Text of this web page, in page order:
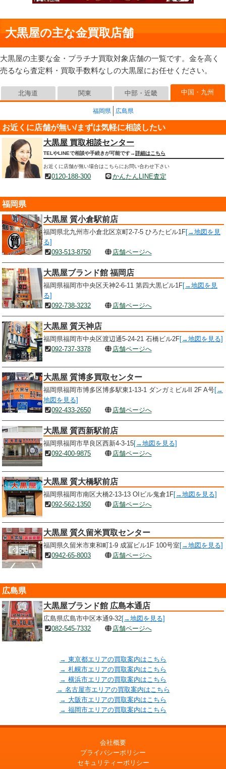
大黒屋の主な金買取店舗
大黒屋の主要な金・プラチナ買取対象店舗の一覧です。金を高く
売るなら査定料・買取手数料なしの大黒屋にお任せください。
北海道 関東 中部・近畿 中国・九州
福岡県 広島県
お近くに店舗が無い/まずは気軽に相談したい
大黒屋 買取相談センター
TELやLINEで相談や手続きが可能です→詳細はこちら
お近くに店舗が無い場合はこちらにお問い合わせ下さい
0120-188-300 かんたんLINE査定
福岡県
大黒屋 質小倉駅前店
福岡県北九州市小倉北区京町2-7-5 ひろたビル1F[→地図を見
る]
093-513-8750
店舗ページへ
大黒屋ブランド館 福岡店
福岡県福岡市中央区天神2-6-11 第四大黒ビル1F[→地図を見
る]
092-738-3232
店舗ページへ
大黒屋 質天神店
福岡県福岡市中央区渡辺通5-24-21 石橋ビル2F[→地図を見る]
092-737-3378
店舗ページへ
大黒屋 質博多買取センター
福岡県福岡市博多区博多駅東1-13-1 ダンガミビルII 2F A号[→
地図を見る]
092-433-2650
店舗ページへ
大黒屋 質西新駅前店
福岡県福岡市早良区西新4-3-15[→地図を見る]
092-400-9875
店舗ページへ
大黒屋 質大橋駅前店
福岡県福岡市南区大橋2-13-13 OIビル鬼倉1F[→地図を見る]
092-562-1350
店舗ページへ
大黒屋 質久留米買取センター
福岡県久留米市東和町1-9 成冨ビル1F 100号室 [→地図を見る]
0942-65-8003
店舗ページへ
広島県
大黒屋ブランド館 広島本通店
広島県広島市中区本通9-32[→地図を見る]
082-545-7332
店舗ページへ
→ 東京都エリアの買取案内はこちら
→ 札幌市エリアの買取案内はこちら
→ 横浜市エリアの買取案内はこちら
→ 名古屋市エリアの買取案内はこちら
→ 大阪市エリアの買取案内はこちら
→ 福岡市エリアの買取案内はこちら
会社概要
プライバシーポリシー
セキュリティーポリシー